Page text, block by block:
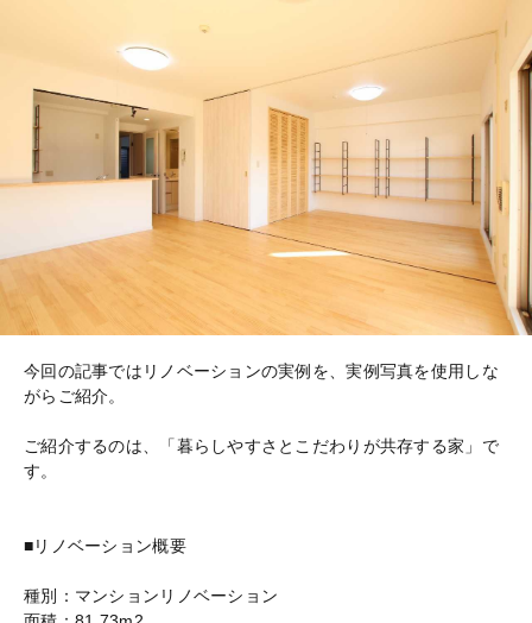
今回の記事ではリノベーションの実例を、実例写真を使用しな
がらご紹介。
ご紹介するのは、「暮らしやすさとこだわりが共存する家」で
す。
■リノベーション概要
種別：マンションリノベーション